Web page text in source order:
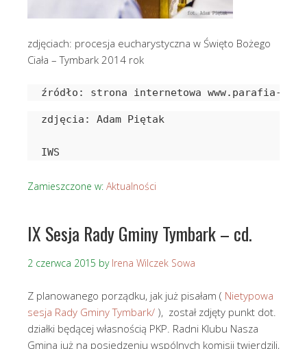
zdjęciach: procesja eucharystyczna w Święto Bożego
Ciała – Tymbark 2014 rok
źródło: strona internetowa www.parafia-
zdjęcia: Adam Piętak
IWS
Zamieszczone w: Aktualności
IX Sesja Rady Gminy Tymbark – cd.
2 czerwca 2015 by Irena Wilczek Sowa
Z planowanego porządku, jak już pisałam ( Nietypowa
sesja Rady Gminy Tymbark/ ), został zdjęty punkt dot.
działki będącej własnością PKP. Radni Klubu Nasza
Gmina już na posiedzeniu wspólnych komisji twierdzili,